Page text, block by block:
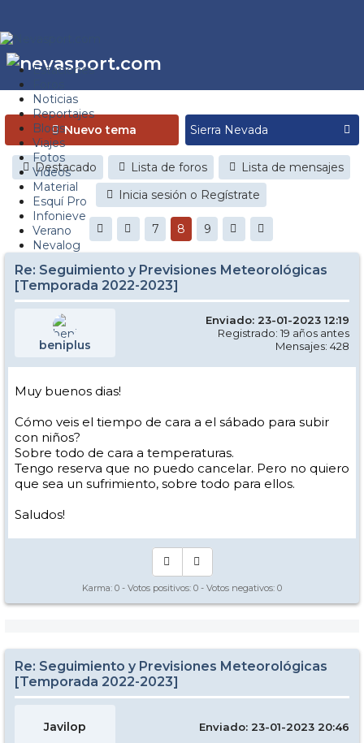
Estaciones
Noticias
Reportajes
Blogs
Viajes
Fotos
Videos
Material
Esquí Pro
Infonieve
Verano
Nevalog
Nuevo tema
Destacado Lista de foros
Lista de mensajes
Inicia sesión o Regístrate
7 8 9
Re: Seguimiento y Previsiones Meteorológicas
[Temporada 2022-2023]
beniplus
Enviado: 23-01-2023 12:19
Registrado: 19 años antes
Mensajes: 428
Muy buenos dias!
Cómo veis el tiempo de cara a el sábado para subir
con niños?
Sobre todo de cara a temperaturas.
Tengo reserva que no puedo cancelar. Pero no quiero
que sea un sufrimiento, sobre todo para ellos.
Saludos!
Karma: 0 - Votos positivos: 0 - Votos negativos: 0
Re: Seguimiento y Previsiones Meteorológicas
[Temporada 2022-2023]
Javilop Enviado: 23-01-2023 20:46